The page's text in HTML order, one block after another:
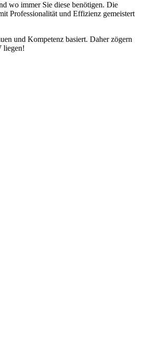
wo immer Sie diese benötigen. Die
Professionalität und Effizienz gemeistert
und Kompetenz basiert. Daher zögern
liegen!